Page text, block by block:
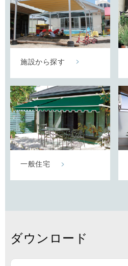
施設から探す
一般住宅
ダウンロード